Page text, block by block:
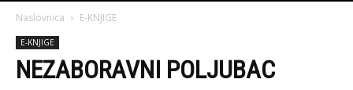
Naslovnica E-KNJIGE
E-KNJIGE
NEZABORAVNI POLJUBAC